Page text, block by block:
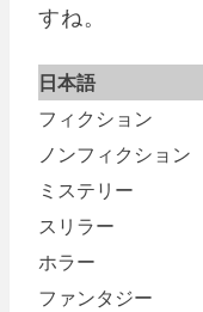
すね。
日本語
フィクション
ノンフィクション
ミステリー
スリラー
ホラー
ファンタジー